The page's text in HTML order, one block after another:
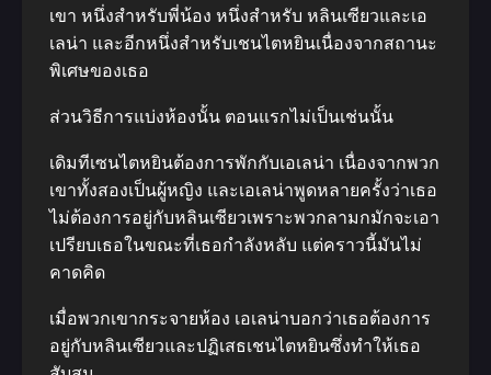
เขา หนึ่งสําหรับพี่น้อง หนึ่งสําหรับ หลินเซียวและเอ
เลน่า และอีกหนึ่งสําหรับเชนไตหยินเนื่องจากสถานะ
พิเศษของเธอ
ส่วนวิธีการแบ่งห้องนั้น ตอนแรกไม่เป็นเช่นนั้น
เดิมทีเซนไตหยินต้องการพักกับเอเลน่า เนื่องจากพวก
เขาทั้งสองเป็นผู้หญิง และเอเลน่าพูดหลายครั้งว่าเธอ
ไม่ต้องการอยู่กับหลินเซียวเพราะพวกลามกมักจะเอา
เปรียบเธอในขณะที่เธอกําลังหลับ แต่คราวนี้มันไม่
คาดคิด
เมื่อพวกเขากระจายห้อง เอเลน่าบอกว่าเธอต้องการ
อยู่กับหลินเซียวและปฏิเสธเชนไตหยินซึ่งทําให้เธอ